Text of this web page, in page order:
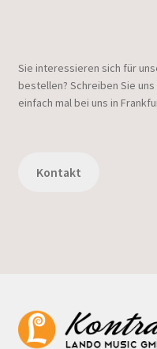
Sie interessieren sich für
bestellen? Schreiben Sie
einfach mal bei uns in
Kontakt